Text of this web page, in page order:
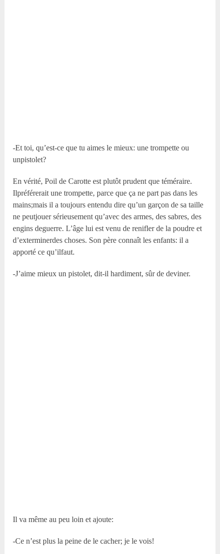
-Et toi, qu’est-ce que tu aimes le mieux: une trompette ou
unpistolet?
En vérité, Poil de Carotte est plutôt prudent que téméraire.
Ilpréférerait une trompette, parce que ça ne part pas dans les
mains;mais il a toujours entendu dire qu’un garçon de sa taille
ne peutjouer sérieusement qu’avec des armes, des sabres, des
engins deguerre. L’âge lui est venu de renifler de la poudre et
d’exterminerdes choses. Son père connaît les enfants: il a
apporté ce qu’ilfaut.
-J’aime mieux un pistolet, dit-il hardiment, sûr de deviner.
Il va même au peu loin et ajoute:
-Ce n’est plus la peine de le cacher; je le vois!